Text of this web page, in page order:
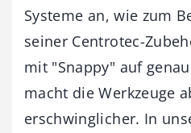
Systeme an, wie zum
seiner Centrotec-
mit "Snappy" auf
macht die Werkzeuge
erschwinglicher. In